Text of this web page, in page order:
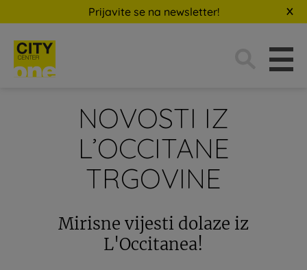
Prijavite se na newsletter!
NOVOSTI IZ
L’OCCITANE
TRGOVINE
Mirisne vijesti dolaze iz
L'Occitanea!